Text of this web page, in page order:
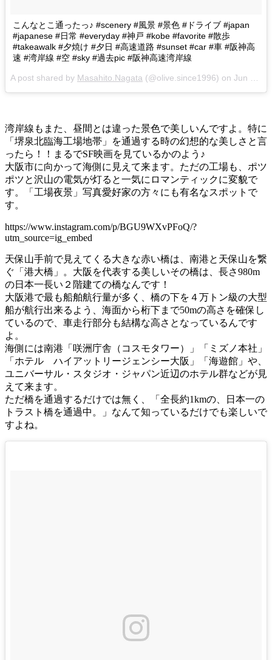
こんなとこ通ったっ♪ #scenery #風景 #景色 #ドライブ #japan
#japanese #日常 #everyday #神戸 #kobe #favorite #散歩
#takeawalk #夕焼け #夕日 #高速道路 #sunset #car #車 #阪神高
速 #湾岸線 #空 #sky #過去pic #阪神高速湾岸線
A post shared by Masahito.Nagata (@olive.since1996) on Jun 23, 2016 at 7:25am PDT
湾岸線もまた、昼間とは違った景色で美しいんですよ。特に
「堺泉北臨海工場地帯」を通過する時の幻想的な美しさと言
ったら！！まるでSF映画を見ているかのよう♪
大阪市に向かって海側に見えて来ます。ただの工場も、ポツ
ポツと沢山の電気が灯ると一気にロマンティックに変貌で
す。「工場夜景」写真愛好家の方々にも有名なスポットで
す。
https://www.instagram.com/p/BGU9WXvPFoQ/?
utm_source=ig_embed
天保山手前で見えてくる大きな赤い橋は、南港と天保山を繋
ぐ「港大橋」。大阪を代表する美しいその橋は、長さ980m
の日本一長い２階建ての橋なんです！
大阪港で最も船舶航行量が多く、橋の下を４万トン級の大型
船が航行出来るよう、海面から桁下まで50mの高さを確保し
ているので、車走行部分も結構な高さとなっているんです
よ。
海側には南港「咲洲庁舎（コスモタワー）」「ミズノ本社」
「ホテル ハイアットリージェンシー大阪」「海遊館」や、
ユニバーサル・スタジオ・ジャパン近辺のホテル群などが見
えて来ます。
ただ橋を通過するだけでは無く、「全長約1kmの、日本一の
トラスト橋を通過中。」なんて知っているだけでも楽しいで
すよね。